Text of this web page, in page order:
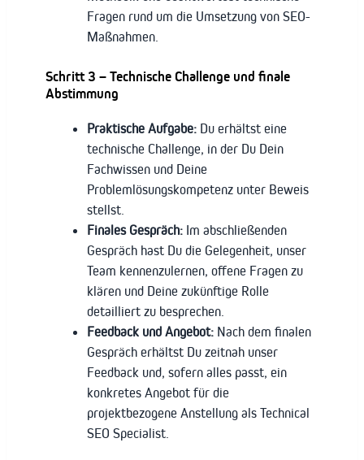
Fragen rund um die Umsetzung von SEO-
Maßnahmen.
Schritt 3 – Technische Challenge und finale
Abstimmung
Praktische Aufgabe: Du erhältst eine
technische Challenge, in der Du Dein
Fachwissen und Deine
Problemlösungskompetenz unter Beweis
stellst.
Finales Gespräch: Im abschließenden
Gespräch hast Du die Gelegenheit, unser
Team kennenzulernen, offene Fragen zu
klären und Deine zukünftige Rolle
detailliert zu besprechen.
Feedback und Angebot: Nach dem finalen
Gespräch erhältst Du zeitnah unser
Feedback und, sofern alles passt, ein
konkretes Angebot für die
projektbezogene Anstellung als Technical
SEO Specialist.